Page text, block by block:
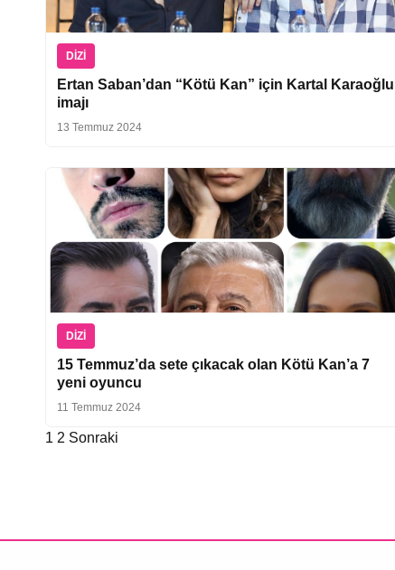
DIZI
Ertan Saban’dan “Kötü Kan” için Kartal Karaoğlu
imajı
13 Temmuz 2024
DIZI
15 Temmuz’da sete çıkacak olan Kötü Kan’a 7
yeni oyuncu
11 Temmuz 2024
Yazı
1 2 Sonraki